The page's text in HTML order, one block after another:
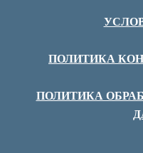
ПОЛИТИКА
ПОЛИТИКА